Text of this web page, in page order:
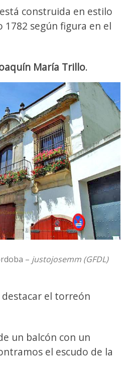
construida en estilo
1782 según figura en el
María Trillo.
– justojosemm (GFDL)
el torreón
un balcón con un
el escudo de la